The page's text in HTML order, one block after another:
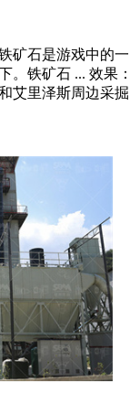
矿石是游戏中的一
。铁矿石 ... 效果：
艾里泽斯周边采掘